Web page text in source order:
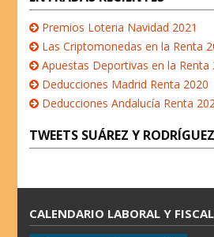
e
b
o
k
t
t
e
r
t
a
g
r
a
m
k
e
d
n
Premios Loteria Navidad 2021
Las Criptomonedas en la Renta
Apuestas Deportivas en la Renta
Deducciones Madrid Renta 2020
Deducciones Andalucía Renta
TWEETS SUÁREZ Y
CALENDARIO LABORAL Y FISCAL